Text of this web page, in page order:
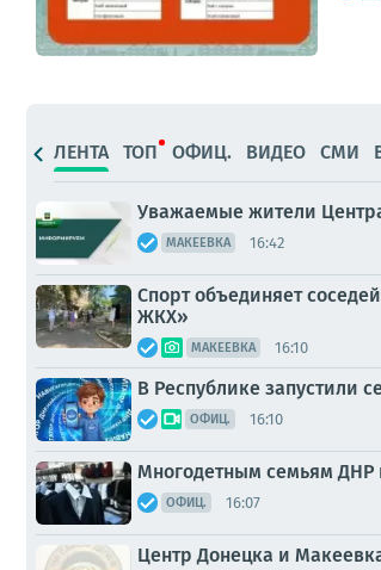
ЛЕНТА ТОП ОФИЦ. ВИДЕО СМИ
Уважаемые жители
МАКЕЕВКА 16:42
Спорт объединяет
ЖКХ»
МАКЕЕВКА 16:10
В Республике запустили
ОФИЦ. 16:10
Многодетным семьям ДНР
ОФИЦ. 16:07
Центр Донецка и